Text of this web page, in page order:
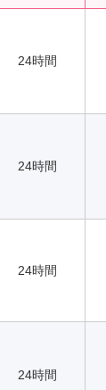
24時間
24時間
24時間
24時間